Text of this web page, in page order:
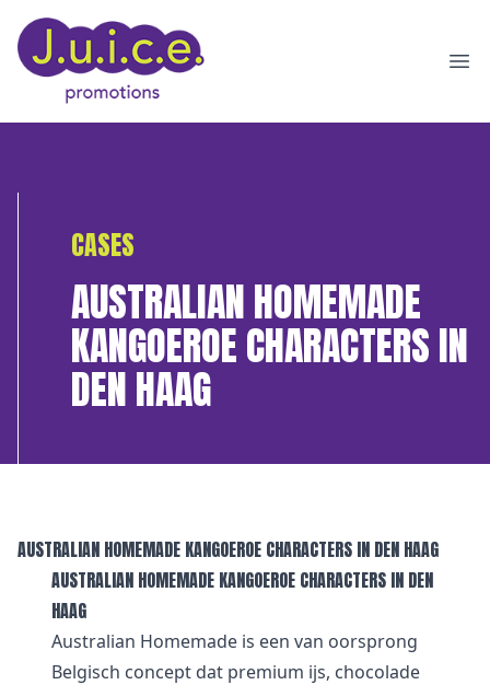
CASES
AUSTRALIAN HOMEMADE
KANGOEROE CHARACTERS IN
DEN HAAG
AUSTRALIAN HOMEMADE KANGOEROE CHARACTERS IN DEN HAAG
AUSTRALIAN HOMEMADE KANGOEROE CHARACTERS IN DEN
HAAG
Australian Homemade is een van oorsprong
Belgisch concept dat premium ijs, chocolade